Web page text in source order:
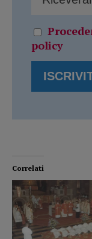
policy
Correlati